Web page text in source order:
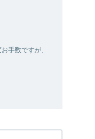
手数ですが、